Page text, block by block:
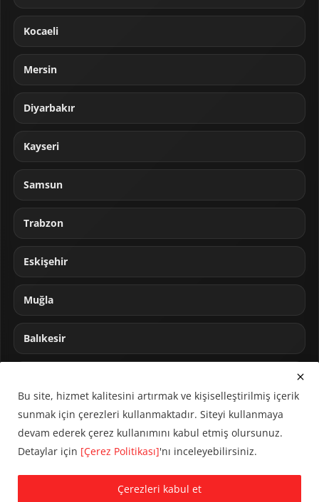
Kocaeli
Mersin
Diyarbakır
Kayseri
Samsun
Trabzon
Eskişehir
Muğla
Balıkesir
© 2024 CUMHA (Cumhur Haber Ajansı) Tüm hakları saklıdır.
Bu site, hizmet kalitesini artırmak ve kişiselleştirilmiş içerik
sunmak için çerezleri kullanmaktadır. Siteyi kullanmaya
devam ederek çerez kullanımını kabul etmiş olursunuz.
Detaylar için [Çerez Politikası]'nı inceleyebilirsiniz.
Çerezleri kabul et